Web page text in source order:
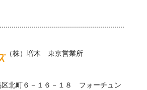
（株）増木 東京営業所
区北町６－１６－１８ フォーチュン